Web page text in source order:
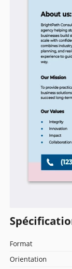
Format
Orientation